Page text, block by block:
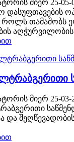
მიერ 25-05-
დასუფთავების
როლს თამაშობს
მიერ 25-03-
და